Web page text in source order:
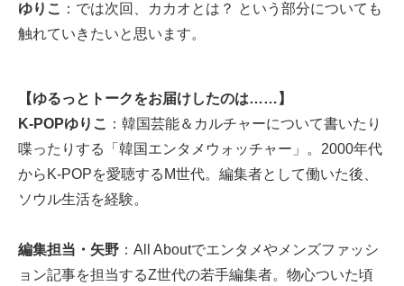
ゆりこ
：では次回、カカオとは？ という部分についても
触れていきたいと思います。
【ゆるっとトークをお届けしたのは……】
K-POPゆりこ
：韓国芸能＆カルチャーについて書いたり
喋ったりする「韓国エンタメウォッチャー」。2000年代
からK-POPを愛聴するM世代。編集者として働いた後、
ソウル生活を経験。
編集担当・矢野 ：All Aboutでエンタメやメンズファッシ
ョン記事を担当するZ世代の若手編集者。物心ついた頃